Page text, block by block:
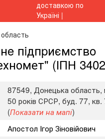
пiдпpиємcтвo
(ІПН
87549, Донецька область,
50 років СРСР, буд. 77, кв.
(Показати на мапі)
Апостол Ігор Зіновійович